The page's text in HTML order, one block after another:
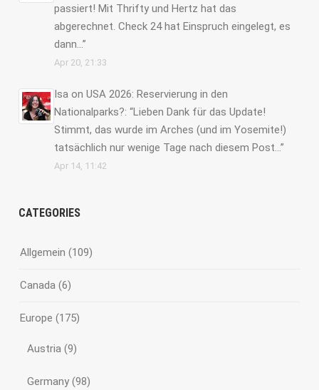
passiert! Mit Thrifty und Hertz hat das
abgerechnet. Check 24 hat Einspruch eingelegt, es
dann…”
Apr 20, 21:33
Isa onUSA 2026: Reservierung in den
Nationalparks?: “Lieben Dank für das Update!
Stimmt, das wurde im Arches (und im Yosemite!)
tatsächlich nur wenige Tage nach diesem Post…”
Apr 14, 11:42
CATEGORIES
Allgemein (109)
Canada (6)
Europe (175)
Austria (9)
Germany (98)